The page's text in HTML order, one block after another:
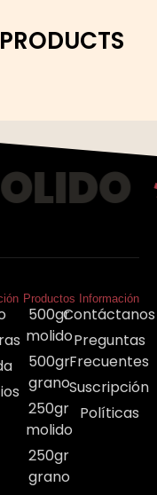
Productos
500gr
molido
500gr
grano
250gr
molido
250gr
grano
Información
Contáctanos
Preguntas
Frecuentes
Suscripción
Políticas